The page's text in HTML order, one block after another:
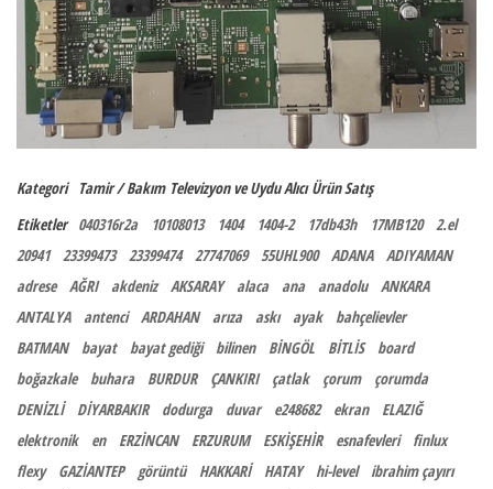
Kategori Tamir / Bakım Televizyon ve Uydu Alıcı Ürün Satış
Etiketler 040316r2a 10108013 1404 1404-2 17db43h 17MB120
2.el
20941
23399473 23399474 27747069 55UHL900 ADANA
ADIYAMAN
adrese
AĞRI akdeniz AKSARAY alaca ana anadolu
ANKARA
ANTALYA
antenci ARDAHAN arıza askı ayak
bahçelievler
BATMAN
bayat bayat gediği bilinen BİNGÖL BİTLİS
board
boğazkale
buhara BURDUR ÇANKIRI çatlak çorum
çorumda
DENİZLİ
DİYARBAKIR dodurga duvar e248682 ekran
ELAZIĞ
elektronik
en ERZİNCAN ERZURUM ESKİŞEHİR esnafevleri
finlux
flexy
GAZİANTEP görüntü HAKKARİ HATAY hi-level
ibrahim çayırı